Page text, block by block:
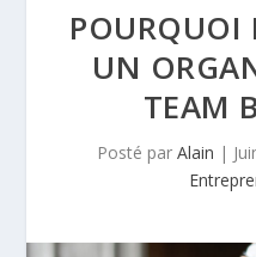
POURQUOI
UN
TEAM
Posté par Alain |